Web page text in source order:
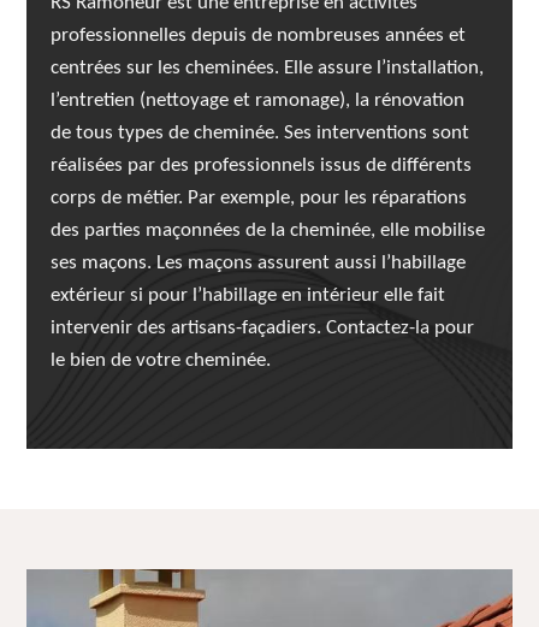
professionnelles depuis de nombreuses années et
centrées sur les cheminées. Elle assure l’installation,
l’entretien (nettoyage et ramonage), la rénovation
de tous types de cheminée. Ses interventions sont
réalisées par des professionnels issus de différents
corps de métier. Par exemple, pour les réparations
des parties maçonnées de la cheminée, elle mobilise
ses maçons. Les maçons assurent aussi l’habillage
extérieur si pour l’habillage en intérieur elle fait
intervenir des artisans-façadiers. Contactez-la pour
le bien de votre cheminée.